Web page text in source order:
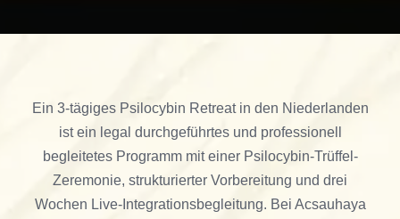
Ein 3-tägiges Psilocybin Retreat in den Niederlanden
ist ein legal durchgeführtes und professionell
begleitetes Programm mit einer Psilocybin-Trüffel-
Zeremonie, strukturierter Vorbereitung und drei
Wochen Live-Integrationsbegleitung. Bei Acsauhaya